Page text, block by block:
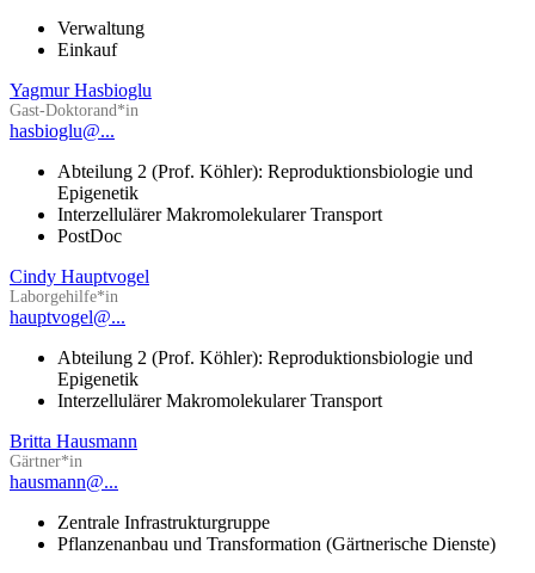
Verwaltung
Einkauf
Yagmur Hasbioglu
Gast-Doktorand*in
hasbioglu@...
Abteilung 2 (Prof. Köhler): Reproduktionsbiologie und
Epigenetik
Interzellulärer Makromolekularer Transport
PostDoc
Cindy Hauptvogel
Laborgehilfe*in
hauptvogel@...
Abteilung 2 (Prof. Köhler): Reproduktionsbiologie und
Epigenetik
Interzellulärer Makromolekularer Transport
Britta Hausmann
Gärtner*in
hausmann@...
Zentrale Infrastrukturgruppe
Pflanzenanbau und Transformation (Gärtnerische Dienste)